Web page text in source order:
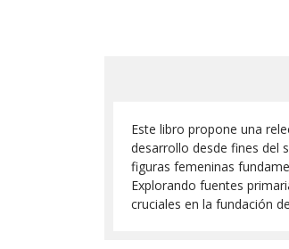
Este libro propone una
desarrollo desde fines del
figuras femeninas
Explorando fuentes
cruciales en la fundación